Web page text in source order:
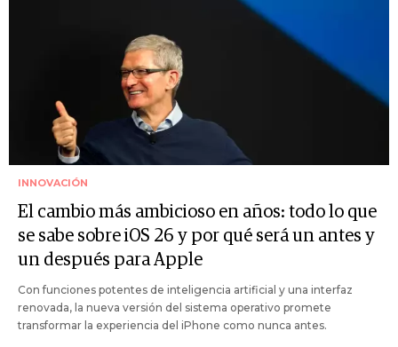
INNOVACIÓN
El cambio más ambicioso en años: todo lo que
se sabe sobre iOS 26 y por qué será un antes y
un después para Apple
Con funciones potentes de inteligencia artificial y una interfaz
renovada, la nueva versión del sistema operativo promete
transformar la experiencia del iPhone como nunca antes.